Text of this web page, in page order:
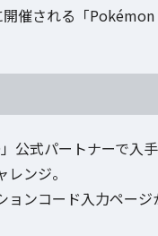
催される「
公式パートナーで入
ンジ。
ョンコード入力ペー